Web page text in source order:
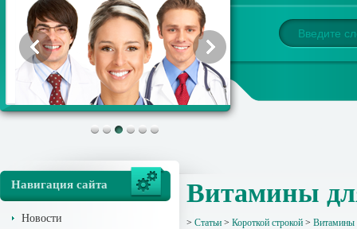
Навигация сайта
Новости
Витамины
> Статьи > Короткой строкой > Витамины